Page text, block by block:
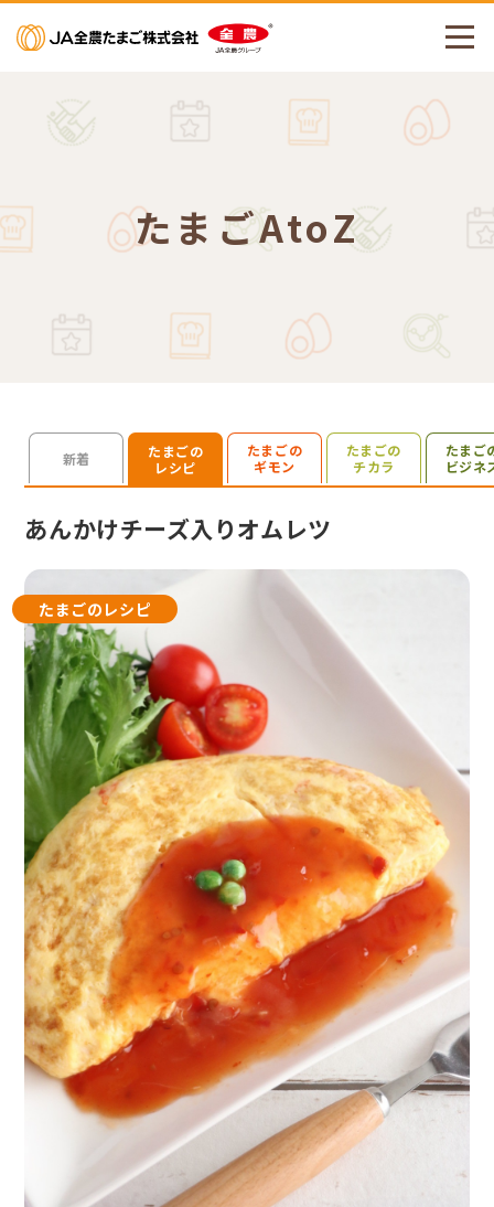
メニューを開く
たまごAtoZ
新着
たまごの
レシピ
たまごの
ギモン
たまごの
チカラ
たまご
ビジネ
検索を開く
あんかけチーズ入りオムレツ
たまごのレシピ